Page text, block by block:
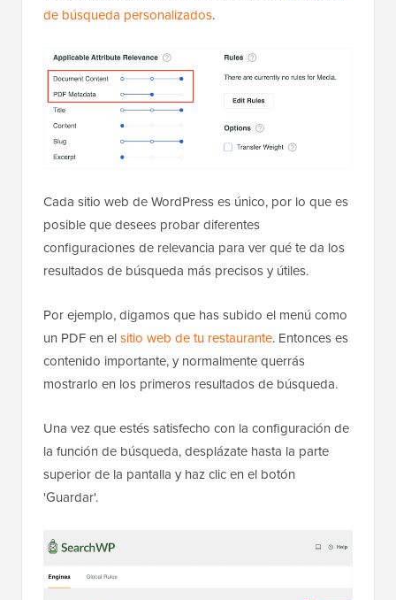
de búsqueda personalizados.
Cada sitio web de WordPress es único, por lo que es
posible que desees probar diferentes
configuraciones de relevancia para ver qué te da los
resultados de búsqueda más precisos y útiles.
Por ejemplo, digamos que has subido el menú como
un PDF en elsitio web de tu restaurante. Entonces es
contenido importante, y normalmente querrás
mostrarlo en los primeros resultados de búsqueda.
Una vez que estés satisfecho con la configuración de
la función de búsqueda, desplázate hasta la parte
superior de la pantalla y haz clic en el botón
'Guardar'.